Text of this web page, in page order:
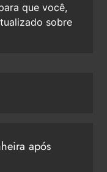
que você,
sobre
após